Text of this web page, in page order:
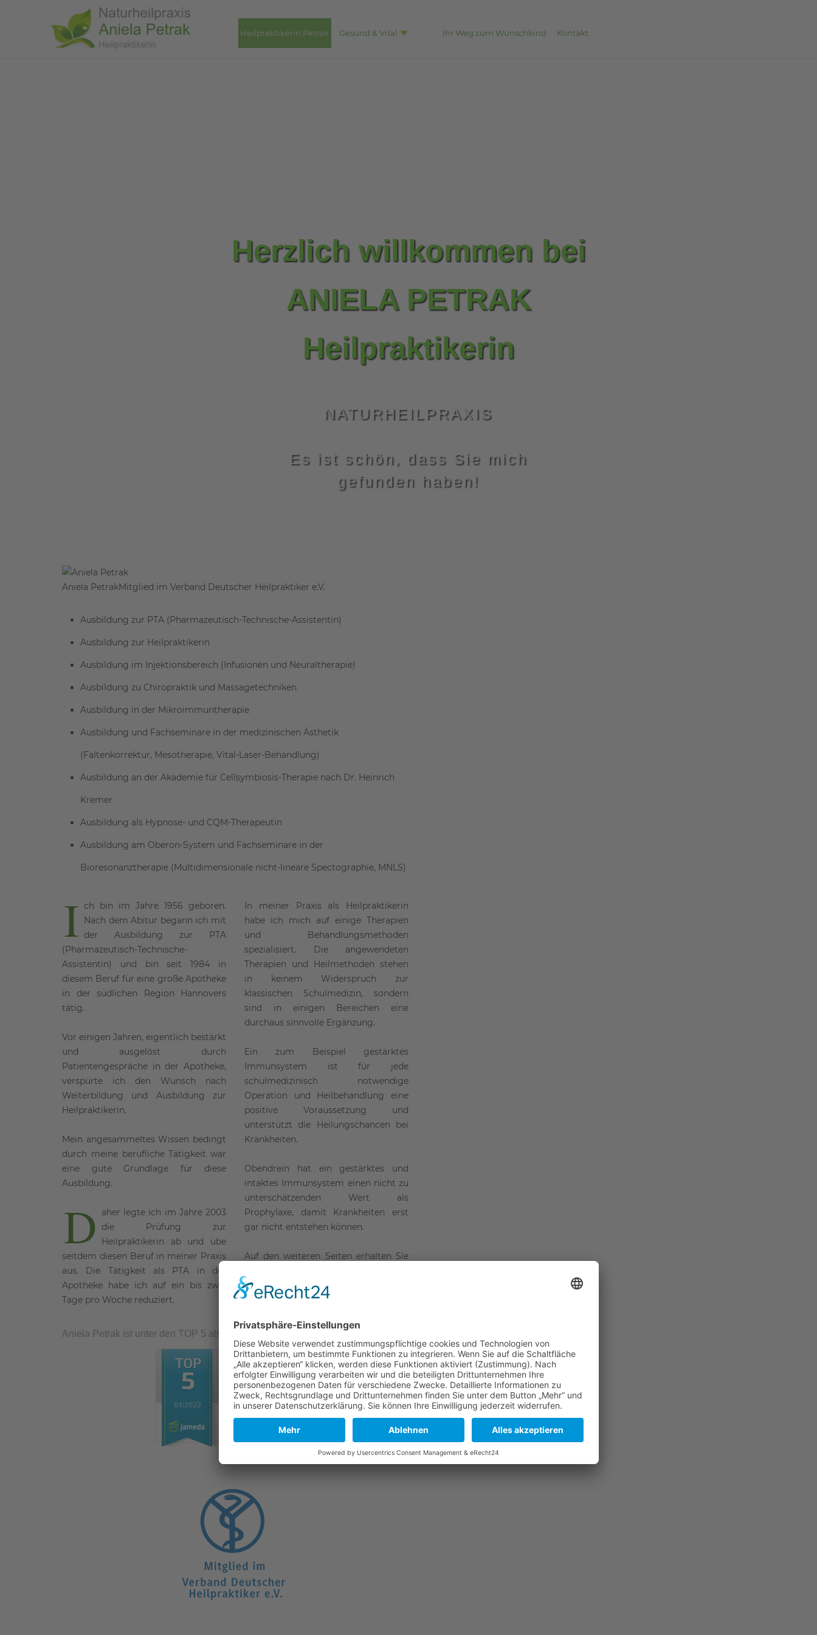
Heilpraktikerin Petrak Gesund & Vital Ihr Weg zum Wunschkind Kontakt
Herzlich willkommen bei
ANIELA PETRAK
Heilpraktikerin
NATURHEILPRAXIS
Es ist schön, dass Sie mich
gefunden haben!
Aniela PetrakMitglied im Verband Deutscher Heilpraktiker e.V.
Ausbildung zur PTA (Pharmazeutisch-Technische-Assistentin)
Ausbildung zur Heilpraktikerin
Ausbildung im Injektionsbereich (Infusionen und Neuraltherapie)
Ausbildung zu Chiropraktik und Massagetechniken
Ausbildung in der Mikroimmuntherapie
Ausbildung und Fachseminare in der medizinischen Ästhetik
(Faltenkorrektur, Mesotherapie, Vital-Laser-Behandlung)
Ausbildung an der Akademie für Cellsymbiosis-Therapie nach Dr. Heinrich
Kremer
Ausbildung als Hypnose- und CQM-Therapeutin
Ausbildung am Oberon-System und Fachseminare in der
Bioresonanztherapie (Multidimensionale nicht-lineare Spectographie, MNLS)
I ch bin im Jahre 1956 geboren.
Nach dem Abitur begann ich mit
der Ausbildung zur PTA
(Pharmazeutisch-Technische-
Assistentin) und bin seit 1984 in
diesem Beruf für eine große Apotheke
in der südlichen Region Hannovers
tätig.
Vor einigen Jahren, eigentlich bestärkt
und ausgelöst durch
Patientengespräche in der Apotheke,
verspürte ich den Wunsch nach
Weiterbildung und Ausbildung zur
Heilpraktikerin.
Mein angesammeltes Wissen bedingt
durch meine berufliche Tätigkeit war
eine gute Grundlage für diese
Ausbildung.
D
aher legte ich im Jahre 2003
die Prüfung zur
Heilpraktikerin ab und übe
seitdem diesen Beruf in meiner Praxis
aus. Die Tätigkeit als PTA in der
Apotheke habe ich auf ein bis zwei
Tage pro Woche reduziert.
In meiner Praxis als Heilpraktikerin
habe ich mich auf einige Therapien
und Behandlungsmethoden
spezialisiert. Die angewendeten
Therapien und Heilmethoden stehen
in keinem Widerspruch zur
klassischen Schulmedizin, sondern
sind in einigen Bereichen eine
durchaus sinnvolle Ergänzung.
Ein zum Beispiel gestärktes
Immunsystem ist für jede
schulmedizinisch notwendige
Operation und Heilbehandlung eine
positive Voraussetzung und
unterstützt die Heilungschancen bei
Krankheiten.
Obendrein hat ein gestärktes und
intaktes Immunsystem einen nicht zu
unterschätzenden Wert als
Prophylaxe, damit Krankheiten erst
gar nicht entstehen können.
Auf den weiteren Seiten erhalten Sie
und den naturheilkundlichen
Behandlungsmethoden.
Aniela Petrak ist unter den TOP 5 als Heilpraktiker / in · rund um Burgwedel.